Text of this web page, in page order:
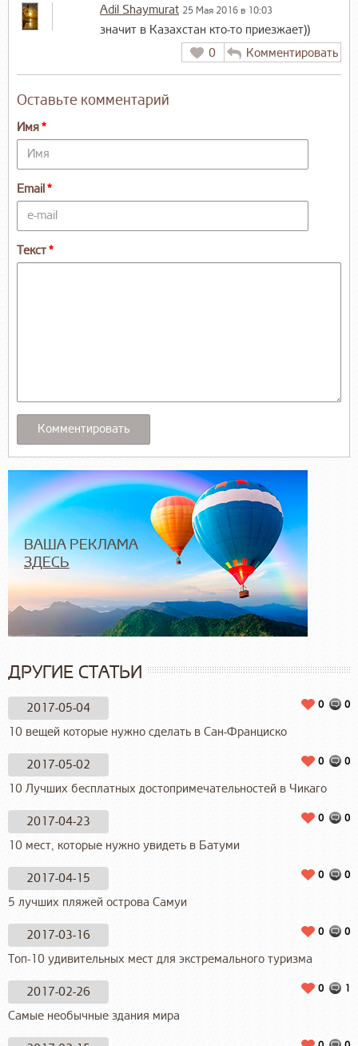
Adil Shaymurat 25 Мая 2016 в 10:03
значит в Казахстан кто-то приезжает))
0
Комментировать
Оставьте комментарий
Имя
Email
Текст
ВАША РЕКЛАМА
ЗДЕСЬ
ДРУГИЕ СТАТЬИ
2017-05-04 0
0
10 вещей которые нужно сделать в Сан-Франциско
2017-05-02 0
0
10 Лучших бесплатных достопримечательностей в Чикаго
2017-04-23 0
0
10 мест, которые нужно увидеть в Батуми
2017-04-15 0
0
5 лучших пляжей острова Самуи
2017-03-16 0
0
Топ-10 удивительных мест для экстремального туризма
2017-02-26 1
0
Самые необычные здания мира